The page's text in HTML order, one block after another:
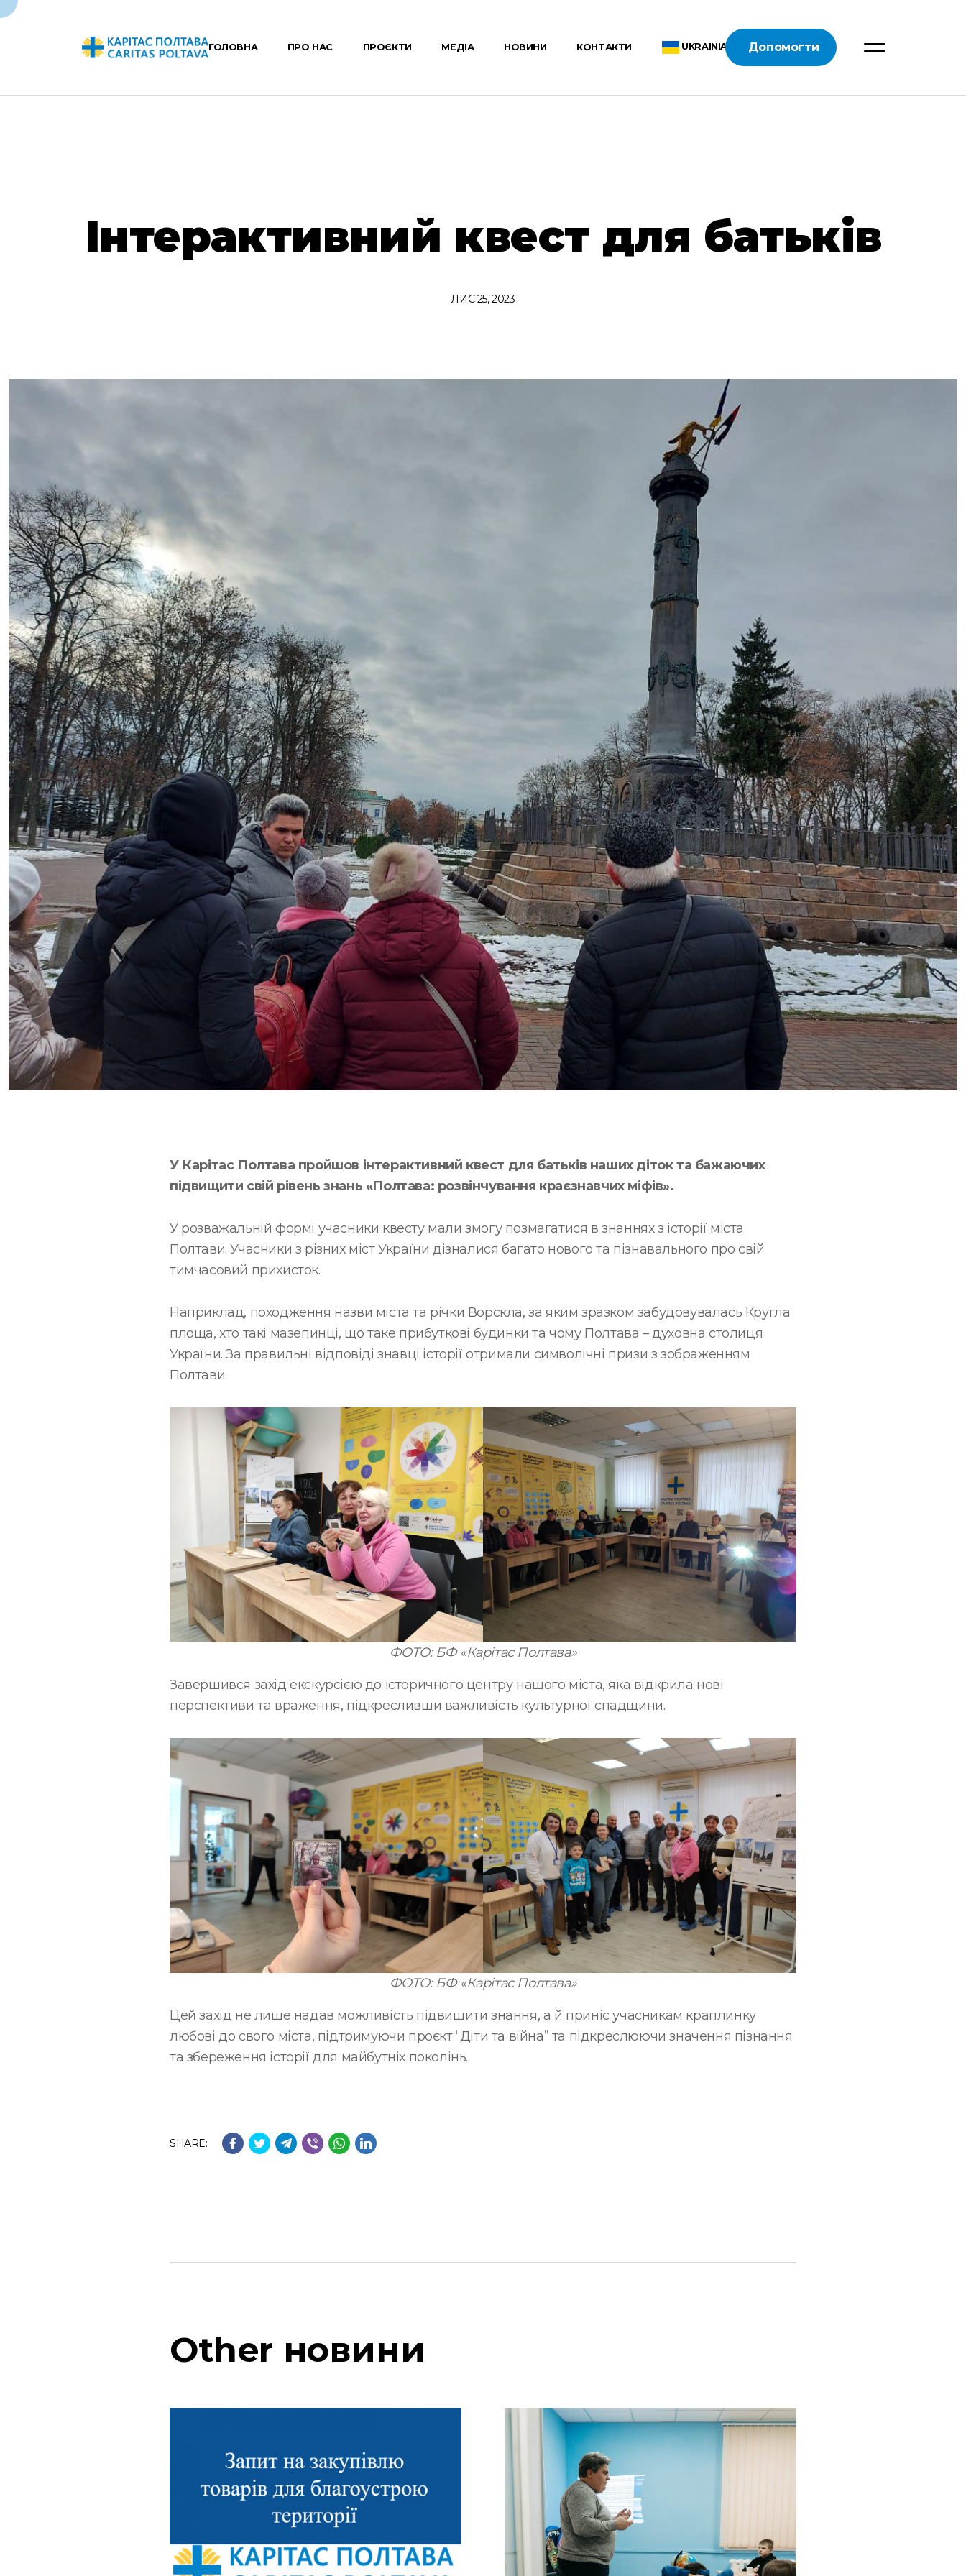
ГОЛОВНА ПРО НАС ПРОЄКТИ МЕДІА НОВИНИ КОНТАКТИ UKRAINIAN Допомогти
Інтерактивний квест для батьків
ЛИС 25, 2023
У Карітас Полтава пройшов інтерактивний квест для батьків наших діток та бажаючих
підвищити свій рівень знань «Полтава: розвінчування краєзнавчих міфів».
У розважальній формі учасники квесту мали змогу позмагатися в знаннях з історії міста
Полтави. Учасники з різних міст України дізналися багато нового та пізнавального про свій
тимчасовий прихисток.
Наприклад, походження назви міста та річки Ворскла, за яким зразком забудовувалась Кругла
площа, хто такі мазепинці, що таке прибуткові будинки та чому Полтава – духовна столиця
України. За правильні відповіді знавці історії отримали символічні призи з зображенням
Полтави.
ФОТО: БФ «Карітас Полтава»
Завершився захід екскурсією до історичного центру нашого міста, яка відкрила нові
перспективи та враження, підкресливши важливість культурної спадщини.
ФОТО: БФ «Карітас Полтава»
Цей захід не лише надав можливість підвищити знання, а й приніс учасникам краплинку
любові до свого міста, підтримуючи проєкт “Діти та війна” та підкреслюючи значення пізнання
та збереження історії для майбутніх поколінь.
SHARE:
Other новини